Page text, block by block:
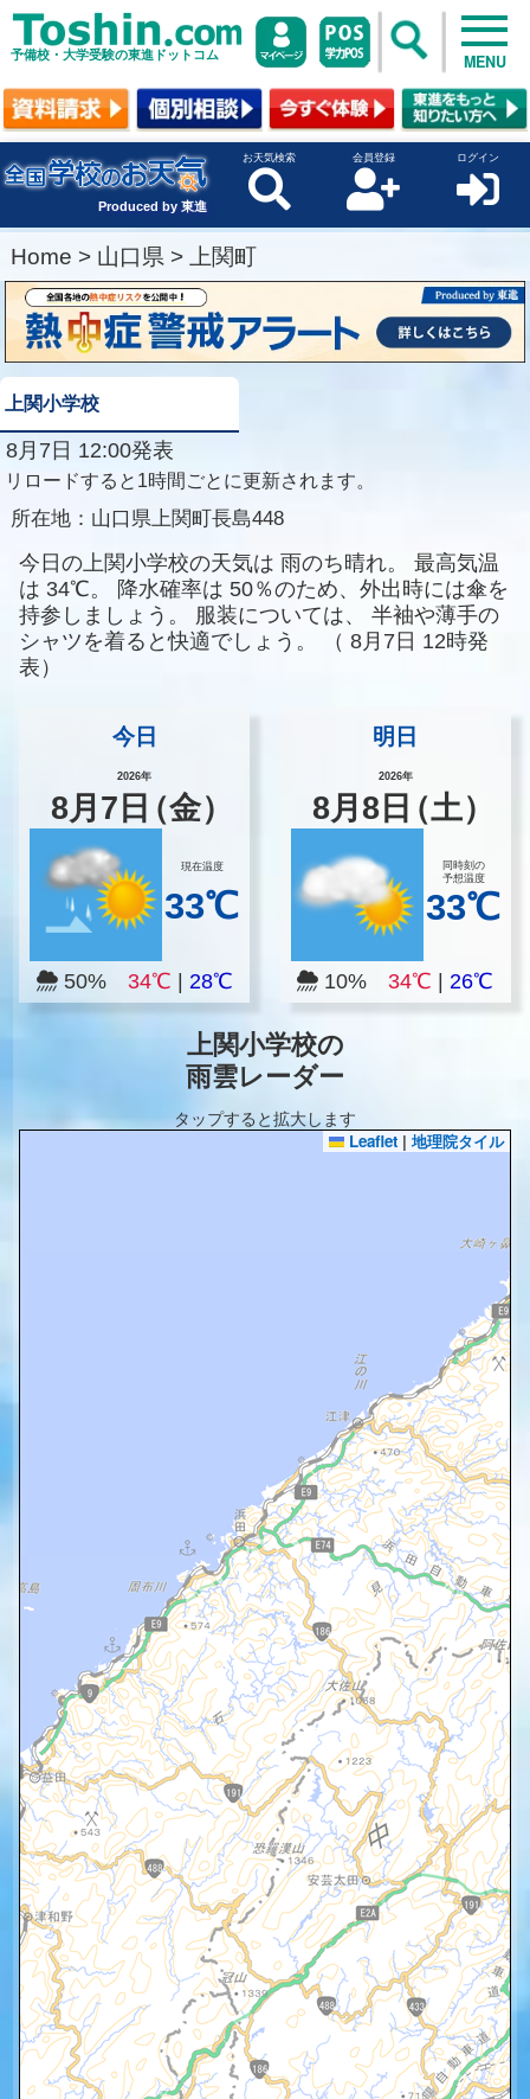
予備校・大学受験の東進ドットコム MENU
Produced by 東進
お天気検索 会員登録 ログイン
Home > 山口県 > 上関町
上関小学校
8月7日 12:00発表
リロードすると1時間ごとに更新されます。
所在地： 山口県上関町長島448
今日の上関小学校の天気は 雨のち晴れ。
最高気温
は 34℃。 降水確率は 50％のため、外出時には傘を
持参しましょう。
服装については、
半袖や薄手の
シャツを着ると快適でしょう。
（ 8月7日 12時発
表）
今日
2026年
8月 7 日（金）
現在温度
33℃
50% 34℃ 28℃
明日
2026年
8月8 日（土）
同時刻の
予想温度
33℃
10% 34℃ |26℃
上関小学校の
雨雲レーダー
タップすると拡大します
Leaflet | 地理院タイル